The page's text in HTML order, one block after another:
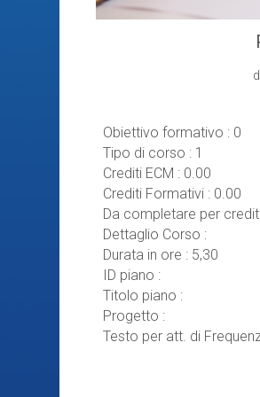
Obiettivo formativo : 0
Tipo di corso : 1
Crediti ECM : 0.00
Crediti Formativi : 0.00
Da completare per
Dettaglio Corso :
Durata in ore : 5,30
ID piano :
Titolo piano :
Progetto :
Testo per att. di